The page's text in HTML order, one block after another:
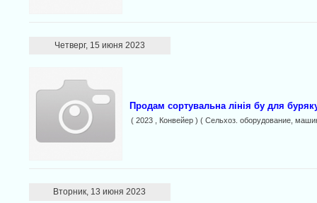
Четверг, 15 июня 2023
Продам сортувальна лінія бу для
( 2023 , Конвейер ) ( Сельхоз. оборудование,
Вторник, 13 июня 2023